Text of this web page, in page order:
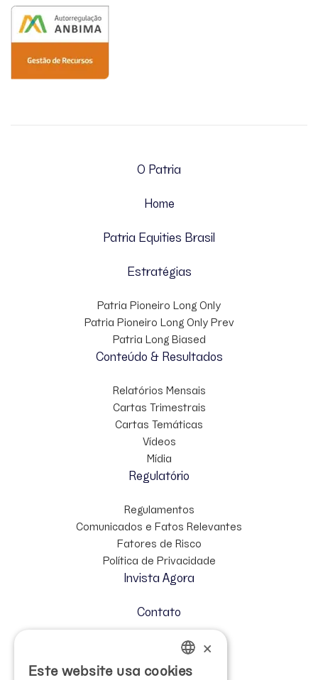
O Patria
Home
Patria Equities Brasil
Estratégias
Patria Pioneiro Long Only
Patria Pioneiro Long Only Prev
Patria Long Biased
Conteúdo & Resultados
Relatórios Mensais
Cartas Trimestrais
Cartas Temáticas
Vídeos
Mídia
Regulatório
Regulamentos
Comunicados e Fatos Relevantes
Fatores de Risco
Política de Privacidade
Invista Agora
Contato
Cadastre-se no Mailing
Relação com Investidores
PORTUGUESE
×
Este website usa cookies